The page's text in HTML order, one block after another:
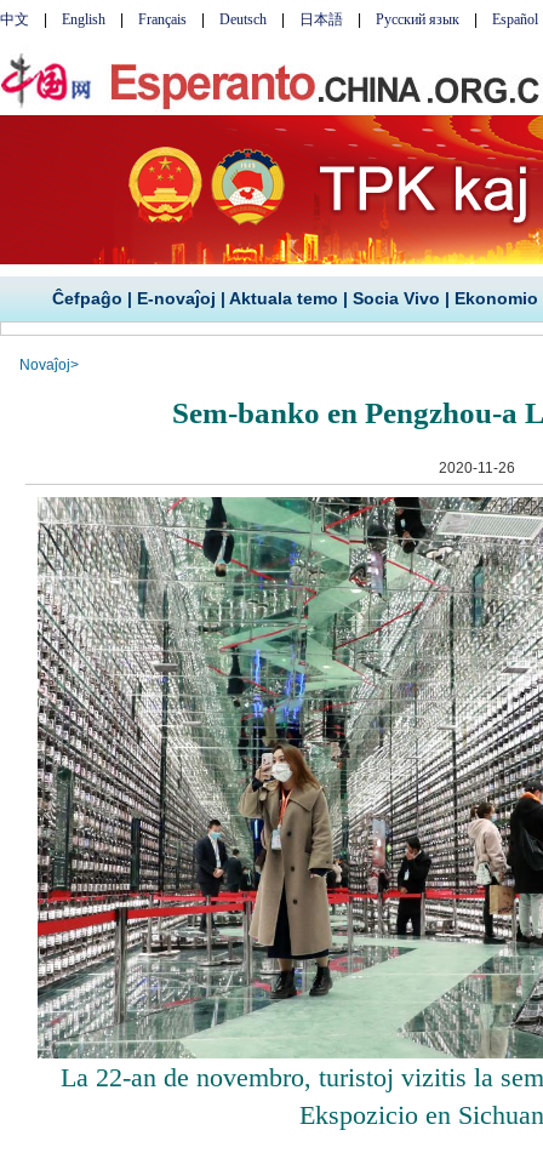
Ĉefpaĝo | E-novaĵoj | Aktuala temo | Socia Vivo | Ekonomio
Novaĵoj>
Sem-banko en Pengzhou-a
2020-11-26
La 22-an de novembro, turistoj vizitis la
Ekspozicio en